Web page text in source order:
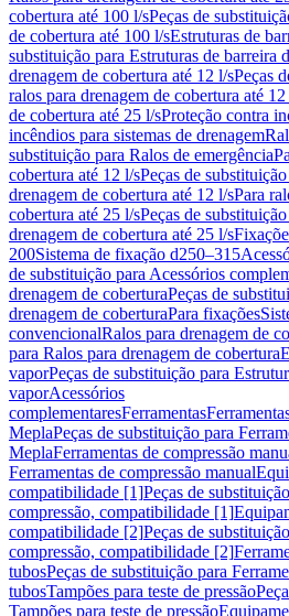
cobertura até 100 l/sPeças de
de cobertura até 100 l/sEstruturas de
substituição para Estruturas de barreira
drenagem de cobertura até 12 l/sPeças
ralos para drenagem de cobertura até
de cobertura até 25 l/sProteção contra
incêndios para sistemas de drenagem
substituição para Ralos de emergência
cobertura até 12 l/sPeças de
drenagem de cobertura até 12 l/sPara
cobertura até 25 l/sPeças de
drenagem de cobertura até 25 l/s
200Sistema de fixação d250–315
de substituição para Acessórios
drenagem de coberturaPeças de
drenagem de coberturaPara fixações
convencionalRalos para drenagem de
para Ralos para drenagem de cobertura
vaporPeças de substituição para
vaporAcessórios
complementaresFerramentas
MeplaPeças de substituição para
MeplaFerramentas de compressão
Ferramentas de compressão manual
compatibilidade [1]Peças de
compressão, compatibilidade [1]
compatibilidade [2]Peças de
compressão, compatibilidade [2]
tubosPeças de substituição para
tubosTampões para teste de pressão
Tampões para teste de pressão